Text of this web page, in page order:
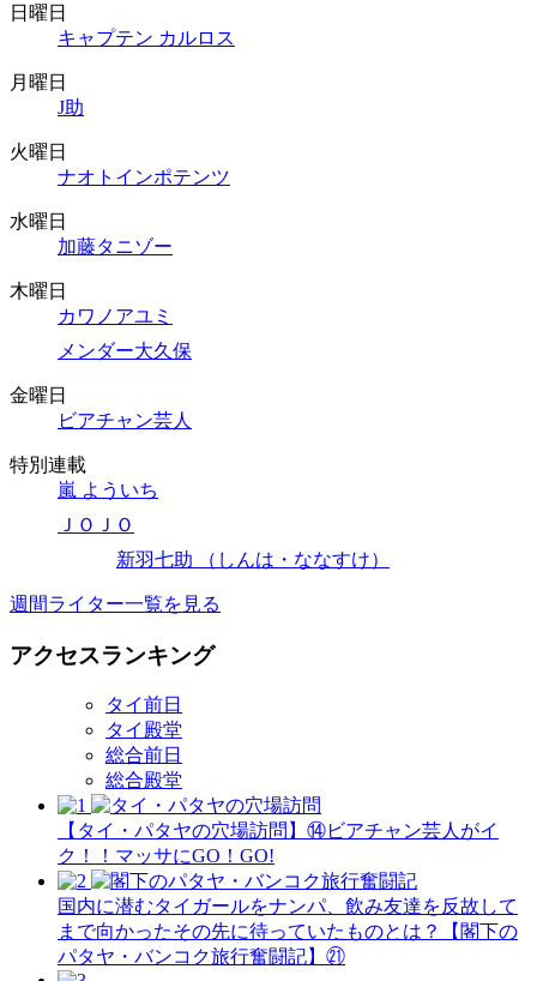
日曜日
キャプテン カルロス
月曜日
J助
火曜日
ナオトインポテンツ
水曜日
加藤タニゾー
木曜日
カワノアユミ
メンダー大久保
金曜日
ビアチャン芸人
特別連載
嵐 よういち
ＪＯＪＯ
新羽七助 （しんは・ななすけ）
週間ライター一覧を見る
アクセスランキング
タイ前日
タイ殿堂
総合前日
総合殿堂
【タイ・パタヤの穴場訪問】⑭ビアチャン芸人がイ
ク！！マッサにGO！GO!
国内に潜むタイガールをナンパ、飲み友達を反故して
まで向かったその先に待っていたものとは？【閣下の
パタヤ・バンコク旅行奮闘記】㉑